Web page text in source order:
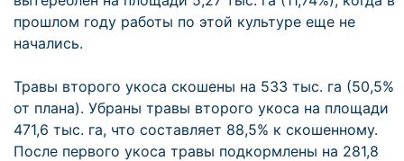
прошлом году работы по этой культуре еще не
начались.
Травы второго укоса скошены на 533 тыс. га (50,5%
от плана). Убраны травы второго укоса на площади
471,6 тыс. га, что составляет 88,5% к скошенному.
После первого укоса травы подкормлены на 281,8